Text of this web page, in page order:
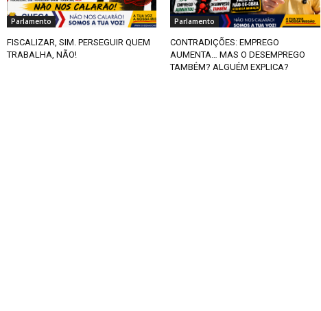
Parlamento
FISCALIZAR, SIM. PERSEGUIR QUEM
TRABALHA, NÃO!
Parlamento
CONTRADIÇÕES: EMPREGO
AUMENTA… MAS O DESEMPREGO
TAMBÉM? ALGUÉM EXPLICA?